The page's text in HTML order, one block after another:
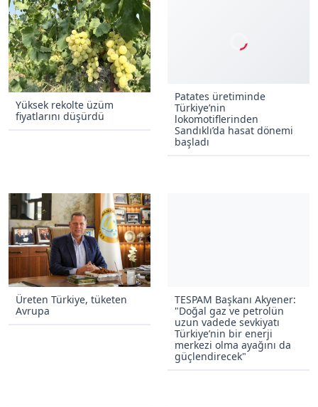
Yüksek rekolte üzüm
fiyatlarını düşürdü
Patates üretiminde
Türkiye’nin
lokomotiflerinden
Sandıklı’da hasat dönemi
başladı
Üreten Türkiye, tüketen
Avrupa
TESPAM Başkanı Akyener:
"Doğal gaz ve petrolün
uzun vadede sevkiyatı
Türkiye’nin bir enerji
merkezi olma ayağını da
güçlendirecek"